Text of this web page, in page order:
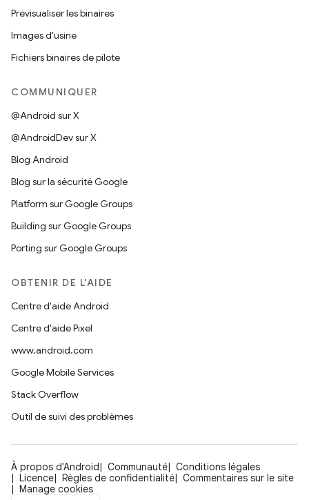
Prévisualiser les binaires
Images d'usine
Fichiers binaires de pilote
COMMUNIQUER
@Android sur X
@AndroidDev sur X
Blog Android
Blog sur la sécurité Google
Platform sur Google Groups
Building sur Google Groups
Porting sur Google Groups
OBTENIR DE L'AIDE
Centre d'aide Android
Centre d'aide Pixel
www.android.com
Google Mobile Services
Stack Overflow
Outil de suivi des problèmes
À propos d'Android Communauté
Conditions légales
Licence
Règles de confidentialité
Commentaires sur le site
Manage cookies